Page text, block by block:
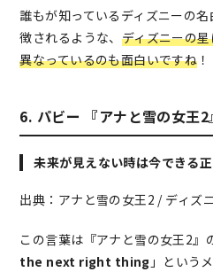
誰もが知っているディズニーの
徴されるような、 ディズニーの
異なっているのも面白いですね ！
6. パビー 『アナと雪の女王2』
未来が見えない時は今できる
出典：アナと雪の女王2 / ディズ
この言葉は『アナと雪の女王2』
the next right thing 」という